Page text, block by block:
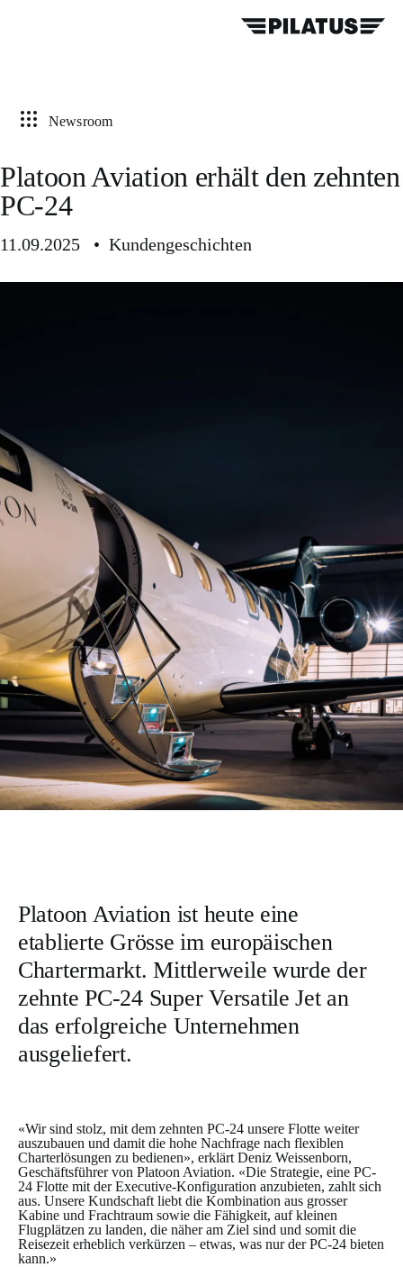
Newsroom
Platoon Aviation erhält den zehnten
PC-24
11.09.2025 • Kundengeschichten
Platoon Aviation ist heute eine
etablierte Grösse im europäischen
Chartermarkt. Mittlerweile wurde der
zehnte PC-24 Super Versatile Jet an
das erfolgreiche Unternehmen
ausgeliefert.
«Wir sind stolz, mit dem zehnten PC-24 unsere Flotte weiter
auszubauen und damit die hohe Nachfrage nach flexiblen
Charterlösungen zu bedienen», erklärt Deniz Weissenborn,
Geschäftsführer von Platoon Aviation. «Die Strategie, eine PC-
24 Flotte mit der Executive-Konfiguration anzubieten, zahlt sich
aus. Unsere Kundschaft liebt die Kombination aus grosser
Kabine und Frachtraum sowie die Fähigkeit, auf kleinen
Flugplätzen zu landen, die näher am Ziel sind und somit die
Reisezeit erheblich verkürzen – etwas, was nur der PC-24 bieten
kann.»